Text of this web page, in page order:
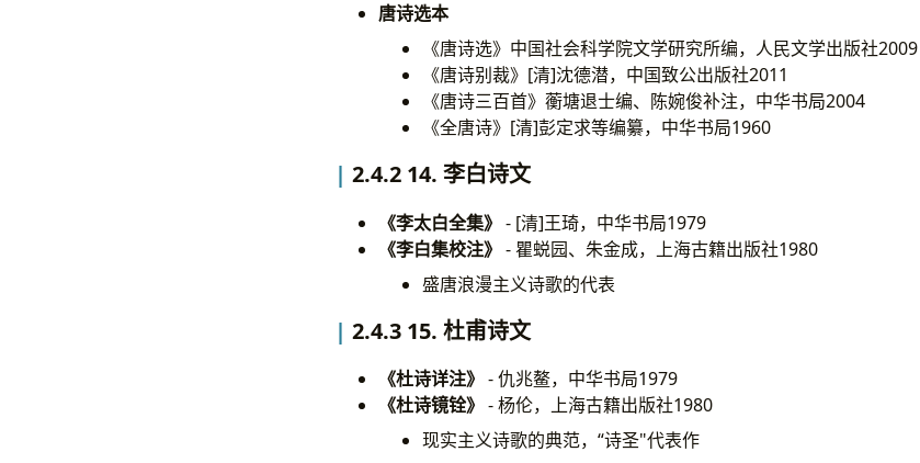
唐诗选本
《唐诗选》中国社会科学院文学研究所编，人民文学出版社2009
《唐诗别裁》[清]沈德潜，中国致公出版社2011
《唐诗三百首》蘅塘退士编、陈婉俊补注，中华书局2004
《全唐诗》[清]彭定求等编纂，中华书局1960
2.4.2 14. 李白诗文
《李太白全集》 - [清]王琦，中华书局1979
《李白集校注》 - 瞿蜕园、朱金成，上海古籍出版社1980
盛唐浪漫主义诗歌的代表
2.4.3 15. 杜甫诗文
《杜诗详注》 - 仇兆鳌，中华书局1979
《杜诗镜铨》 - 杨伦，上海古籍出版社1980
现实主义诗歌的典范，“诗圣"代表作